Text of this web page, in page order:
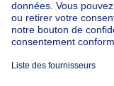
Immoweb